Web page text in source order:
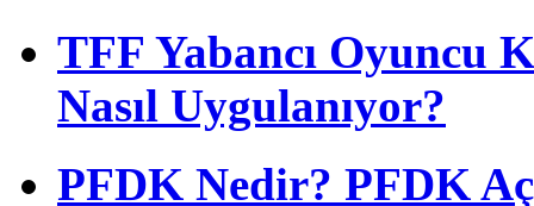
TFF Yabancı Oyuncu
Nasıl Uygulanıyor?
PFDK Nedir? PFDK